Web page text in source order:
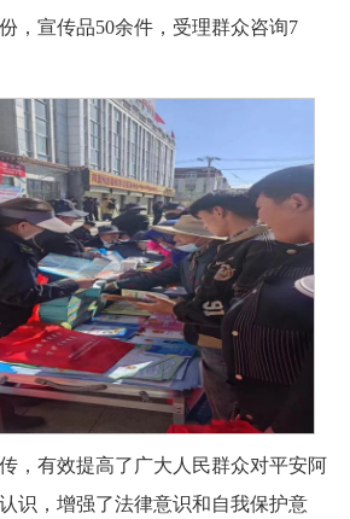
，宣传品50余件，受理群众咨询7
，有效提高了广大人民群众对平安阿
识，增强了法律意识和自我保护意